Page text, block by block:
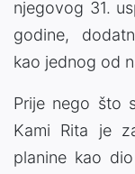
njegovog 31.
godine,
kao jednog od
Prije nego što
Kami Rita je
planine kao